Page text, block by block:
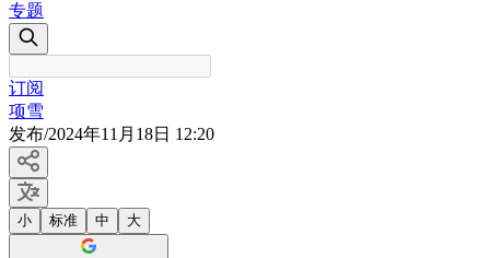
专题
订阅
项雪
发布/2024年11月18日 12:20
小 标准 中 大